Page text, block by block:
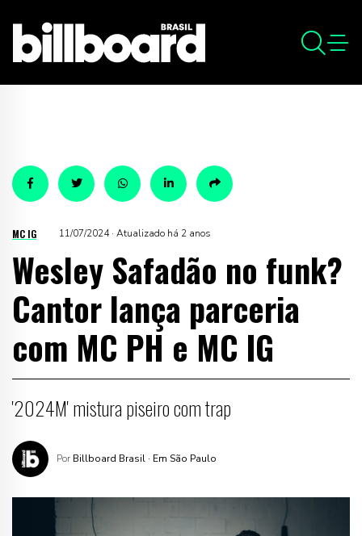
MC IG 11/07/2024 · Atualizado há 2 anos
Wesley Safadão no funk?
Cantor lança parceria
com MC PH e MC IG
'2024M' mistura piseiro com trap
Por Billboard Brasil · Em São Paulo